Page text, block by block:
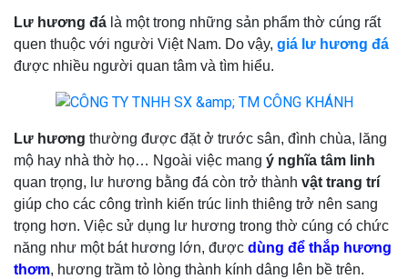
Lư hương đá là một trong những sản phẩm thờ cúng rất
quen thuộc với người Việt Nam. Do vậy, giá lư hương đá
được nhiều người quan tâm và tìm hiểu.
Lư hương thường được đặt ở trước sân, đình chùa, lăng
mộ hay nhà thờ họ… Ngoài việc mang ý nghĩa tâm linh
quan trọng, lư hương bằng đá còn trở thành vật trang trí
giúp cho các công trình kiến trúc linh thiêng trở nên sang
trọng hơn. Việc sử dụng lư hương trong thờ cúng có chức
năng như một bát hương lớn, được dùng để thắp hương
thơm, hương trầm tỏ lòng thành kính dâng lên bề trên.